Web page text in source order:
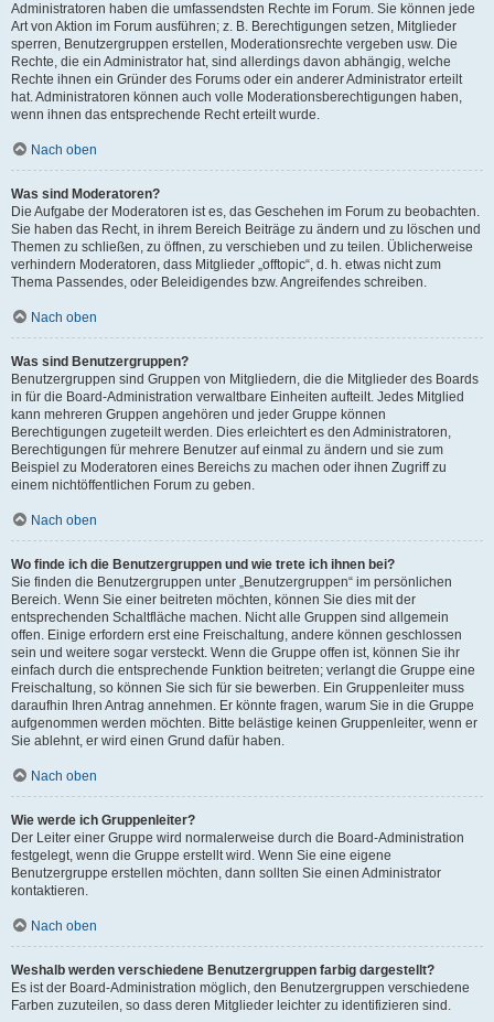
Administratoren haben die umfassendsten Rechte im Forum. Sie können jede
Art von Aktion im Forum ausführen; z. B. Berechtigungen setzen, Mitglieder
sperren, Benutzergruppen erstellen, Moderationsrechte vergeben usw. Die
Rechte, die ein Administrator hat, sind allerdings davon abhängig, welche
Rechte ihnen ein Gründer des Forums oder ein anderer Administrator erteilt
hat. Administratoren können auch volle Moderationsberechtigungen haben,
wenn ihnen das entsprechende Recht erteilt wurde.
Nach oben
Was sind Moderatoren?
Die Aufgabe der Moderatoren ist es, das Geschehen im Forum zu beobachten.
Sie haben das Recht, in ihrem Bereich Beiträge zu ändern und zu löschen und
Themen zu schließen, zu öffnen, zu verschieben und zu teilen. Üblicherweise
verhindern Moderatoren, dass Mitglieder „offtopic“, d. h. etwas nicht zum
Thema Passendes, oder Beleidigendes bzw. Angreifendes schreiben.
Nach oben
Was sind Benutzergruppen?
Benutzergruppen sind Gruppen von Mitgliedern, die die Mitglieder des Boards
in für die Board-Administration verwaltbare Einheiten aufteilt. Jedes Mitglied
kann mehreren Gruppen angehören und jeder Gruppe können
Berechtigungen zugeteilt werden. Dies erleichtert es den Administratoren,
Berechtigungen für mehrere Benutzer auf einmal zu ändern und sie zum
Beispiel zu Moderatoren eines Bereichs zu machen oder ihnen Zugriff zu
einem nichtöffentlichen Forum zu geben.
Nach oben
Wo finde ich die Benutzergruppen und wie trete ich ihnen bei?
Sie finden die Benutzergruppen unter „Benutzergruppen“ im persönlichen
Bereich. Wenn Sie einer beitreten möchten, können Sie dies mit der
entsprechenden Schaltfläche machen. Nicht alle Gruppen sind allgemein
offen. Einige erfordern erst eine Freischaltung, andere können geschlossen
sein und weitere sogar versteckt. Wenn die Gruppe offen ist, können Sie ihr
einfach durch die entsprechende Funktion beitreten; verlangt die Gruppe eine
Freischaltung, so können Sie sich für sie bewerben. Ein Gruppenleiter muss
daraufhin Ihren Antrag annehmen. Er könnte fragen, warum Sie in die Gruppe
aufgenommen werden möchten. Bitte belästige keinen Gruppenleiter, wenn er
Sie ablehnt, er wird einen Grund dafür haben.
Nach oben
Wie werde ich Gruppenleiter?
Der Leiter einer Gruppe wird normalerweise durch die Board-Administration
festgelegt, wenn die Gruppe erstellt wird. Wenn Sie eine eigene
Benutzergruppe erstellen möchten, dann sollten Sie einen Administrator
kontaktieren.
Nach oben
Weshalb werden verschiedene Benutzergruppen farbig dargestellt?
Es ist der Board-Administration möglich, den Benutzergruppen verschiedene
Farben zuzuteilen, so dass deren Mitglieder leichter zu identifizieren sind.